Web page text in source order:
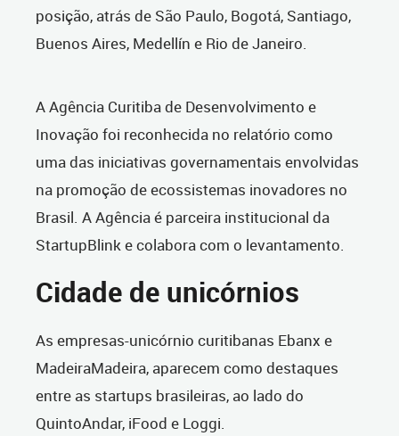
posição, atrás de São Paulo, Bogotá, Santiago,
Buenos Aires, Medellín e Rio de Janeiro.
A Agência Curitiba de Desenvolvimento e
Inovação foi reconhecida no relatório como
uma das iniciativas governamentais envolvidas
na promoção de ecossistemas inovadores no
Brasil. A Agência é parceira institucional da
StartupBlink e colabora com o levantamento.
Cidade de unicórnios
As empresas-unicórnio curitibanas Ebanx e
MadeiraMadeira, aparecem como destaques
entre as startups brasileiras, ao lado do
QuintoAndar, iFood e Loggi.